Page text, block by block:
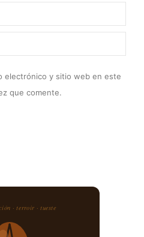
electrónico y sitio web en este
que comente.
· terroir · tueste